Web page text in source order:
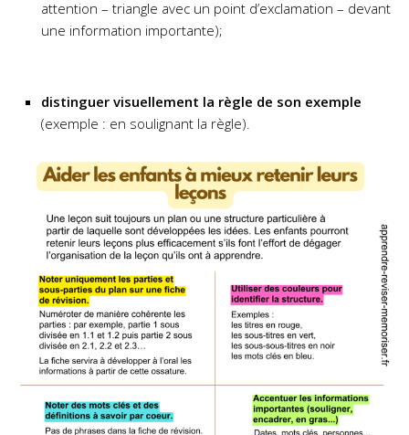
attention – triangle avec un point d’exclamation – devant
une information importante);
distinguer visuellement la règle de son exemple
(exemple : en soulignant la règle).